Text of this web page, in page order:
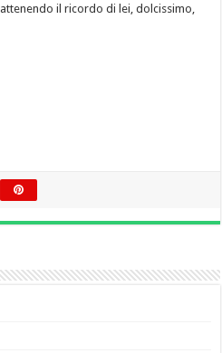
il ricordo di lei, dolcissimo,